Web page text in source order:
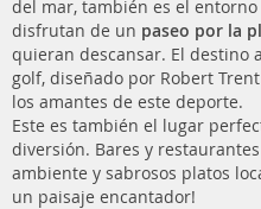
del mar, también es el
disfrutan de un paseo por la
quieran descansar. El destino
golf, diseñado por Robert
los amantes de este deporte.
Este es también el lugar
diversión. Bares y
ambiente y sabrosos platos
un paisaje encantador!